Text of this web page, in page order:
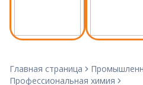
Главная страница
Профессиональная химия